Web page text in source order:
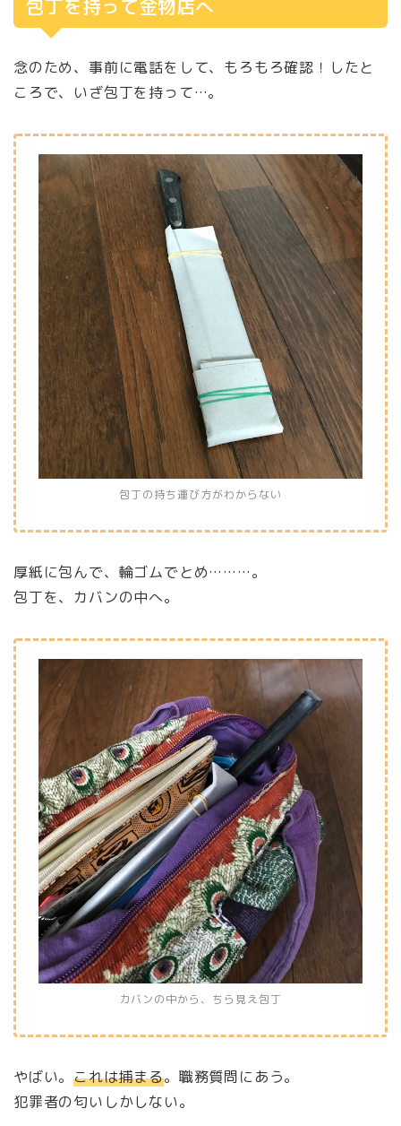
包丁を持って金物店へ
念のため、事前に電話をして、もろもろ確認！したと
ころで、いざ包丁を持って…。
包丁の持ち運び方がわからない
厚紙に包んで、輪ゴムでとめ………。
包丁を、カバンの中へ。
カバンの中から、ちら見え包丁
やばい。これは捕まる。職務質問にあう。
犯罪者の匂いしかしない。